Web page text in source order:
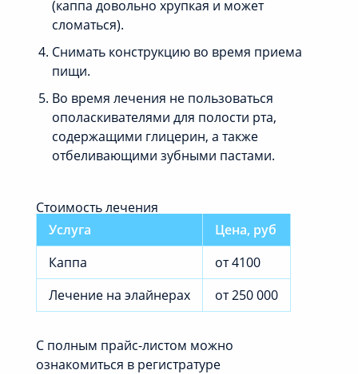
(каппа довольно хрупкая и может
сломаться).
Снимать конструкцию во время приема
пищи.
Во время лечения не пользоваться
ополаскивателями для полости рта,
содержащими глицерин, а также
отбеливающими зубными пастами.
Стоимость лечения
Услуга
Цена, руб
Каппа
от 4100
Лечение на элайнерах
от 250 000
С полным прайс-листом можно
ознакомиться в регистратуре